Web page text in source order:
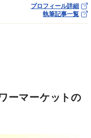
プロフィール詳細
執筆記事一覧
ーマーケットの